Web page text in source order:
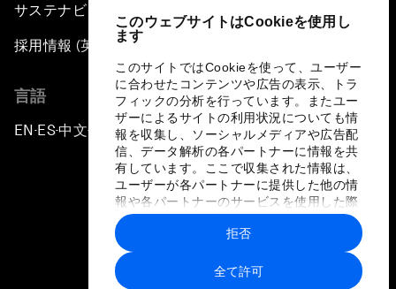
このウェブサイトはCookieを使用し
ます
このサイトではCookieを使って、ユーザー
に合わせたコンテンツや広告の表示、トラ
フィックの分析を行っています。またユー
ザーによるサイトの利用状況についても情
報を収集し、ソーシャルメディアや広告配
信、データ解析の各パートナーに情報を共
有しています。ここで収集された情報は、
ユーザーが各パートナーに提供した他の情
報や各パートナーのサービスを使用した際
に収集された情報と組み合わされ、各パー
トナーによって使用されることがありま
す。
全て許可
拒否
サステナビリティへの取り組み
採用情報 (英語のみ)
言語
EN ▪ES▪中文▪ 日本語
プライバシーポリシーと利用規約
サイトマップ